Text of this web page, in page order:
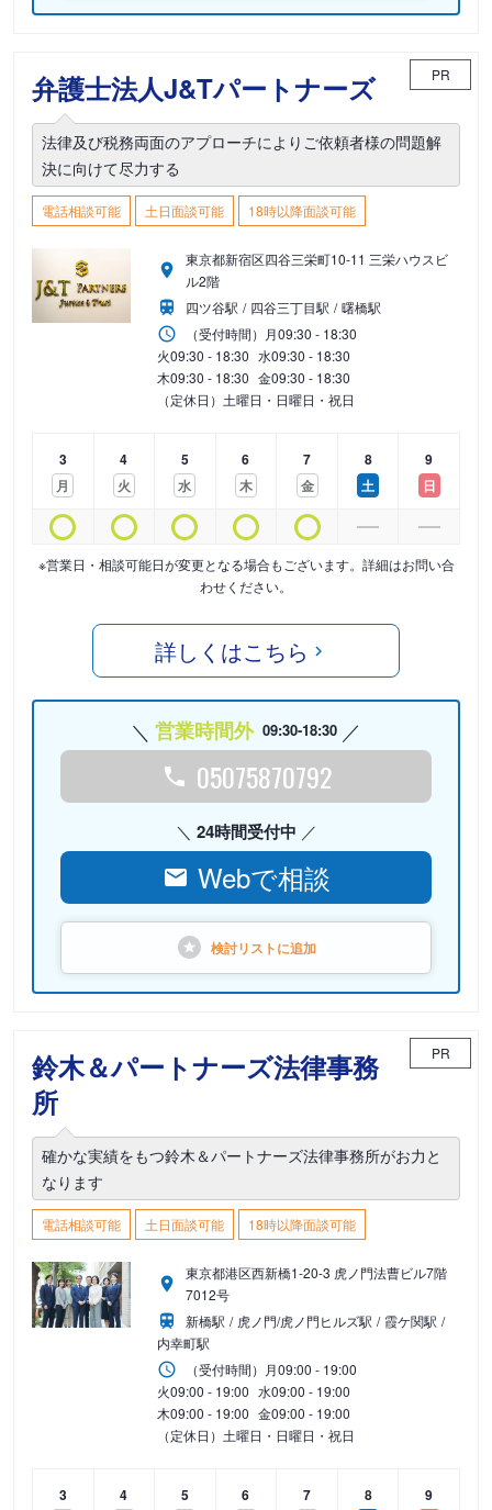
弁護士法人J&Tパートナーズ PR
法律及び税務両面のアプローチによりご依頼者様の問題解
決に向けて尽力する
電話相談可能 土日面談可能 18時以降面談可能
東京都新宿区四谷三栄町10-11 三栄ハウスビ
ル2階
四ツ谷駅
四谷三丁目駅
曙橋駅
（受付時間） 月09:30 - 18:30
火09:30 - 18:30 水09:30 - 18:30
木09:30 - 18:30 金09:30 - 18:30
（定休日）土曜日・日曜日・祝日
3
月
4
火
5
水
6
木
7
金
8
土
9
日
※営業日・相談可能日が変更となる場合もございます。詳細はお問い合
わせください。
詳しくはこちら
営業時間外 09:30-18:30
05075870792
24時間受付中
Webで相談
検討リストに追加
鈴木＆パートナーズ法律事務
所
PR
確かな実績をもつ鈴木＆パートナーズ法律事務所がお力と
なります
電話相談可能 土日面談可能 18時以降面談可能
東京都港区西新橋1-20-3 虎ノ門法曹ビル7階
7012号
新橋駅
虎ノ門/虎ノ門ヒルズ駅
霞ケ関駅
内幸町駅
（受付時間） 月09:00 - 19:00
火09:00 - 19:00 水09:00 - 19:00
木09:00 - 19:00 金09:00 - 19:00
（定休日）土曜日・日曜日・祝日
3
4
5
6
7
8
9